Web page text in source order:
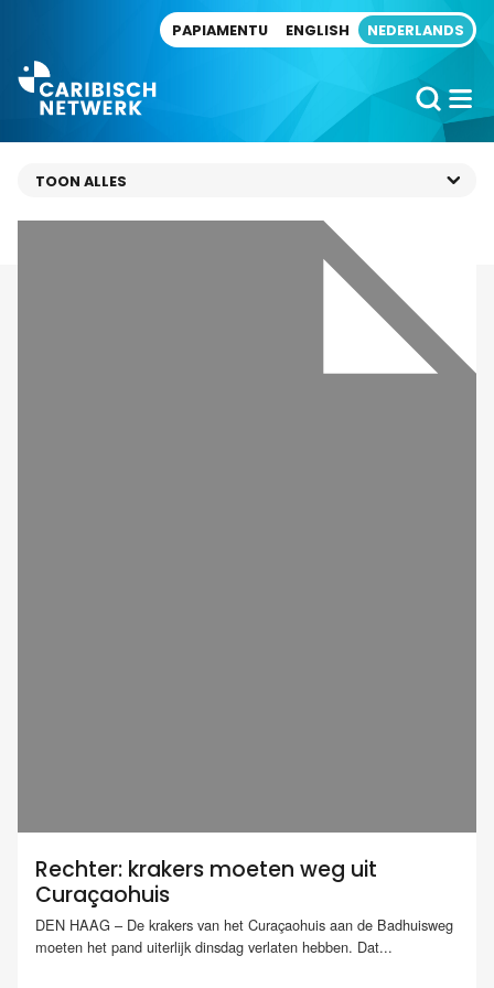
PAPIAMENTU ENGLISH NEDERLANDS
Rechter: krakers moeten weg uit
Curaçaohuis
DEN HAAG – De krakers van het Curaçaohuis aan de Badhuisweg
moeten het pand uiterlijk dinsdag verlaten hebben. Dat...